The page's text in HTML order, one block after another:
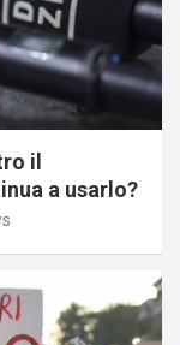
il
a usarlo?